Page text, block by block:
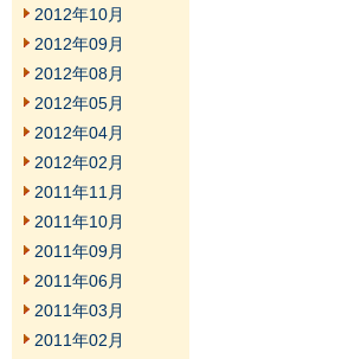
2012年10月
2012年09月
2012年08月
2012年05月
2012年04月
2012年02月
2011年11月
2011年10月
2011年09月
2011年06月
2011年03月
2011年02月